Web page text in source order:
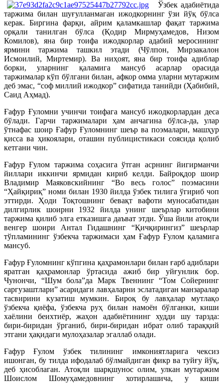
Ўзбек адабиётида
таржима билан шуғулланмаган ижодкорнинг ўзи йўқ бўлса
керак. Биргина фарқи, айрим қаламкашлар фақат таржима
орқали танилган бўлса (Қодир Мирмуҳамедов, Низом
Комилов), яна бир тоифа ижодкорлар адабий меросининг
ярмини таржима ташкил этади (Чўлпон, Мирзакалон
Исмоилий, Миртемир). Ва ниҳоят, яна бир тоифа адиблар
борки, уларнинг қаламига мансуб асарлар орасида
таржималар кўп бўлгани билан, афкор омма уларни мутаржим
деб эмас, “соф миллий ижодкор” сифатида танийди (Ҳабибий,
Саид Аҳмад).
Ғафур Ғуломни учинчи тоифага мансуб ижодкорлардан деса
бўлади. Гарчи таржималари ҳам анчагина бўлса-да, улар
ўтнафас шоир Ғафур Ғуломнинг шеър ва поэмалари, машҳур
қисса ва ҳикоялари, оташин публицистикаси соясида қолиб
кетгани чин.
Ғафур Ғулом таржима соҳасига ўтган асрнинг йигирманчи
йиллари иккинчи ярмидан кириб келди. Байроқдор шоир
Владимир Маяковскийнинг “Во весь голос” поэмасини
“Ҳайқириқ” номи билан 1930 йилда ўзбек тилига ўгириб чоп
эттирди. Ҳоди Тоқтошнинг бевақт вафоти муносабатидан
дилгирлик шоирни 1932 йилда унинг шеърлар китобини
таржима қилиб элга етказишга даъват этди. Ўша йили атоқли
венгер шоири Антал Гидашнинг “Қичқирингиз” шеърлар
тўпламининг ўзбекча таржимаси ҳам Ғафур Ғулом қаламига
мансуб.
Ғафур Ғуломнинг кўпгина қаҳрамонлари билан ғарб адиблари
яратган қаҳрамонлар ўртасида ажиб бир уйғунлик бор.
Чунончи, “Шум бола”да Марк Твеннинг “Том Сойернинг
саргузаштлари” асаридаги лавҳаларни эслатадиган манзаралар
тасвирини кузатиш мумкин. Бироқ бу лавҳалар мутлақо
ўзбекча қиёфа, ўзбекча руҳ билан намоён бўлганки, киши
хаёлини беихтиёр, жаҳон адабиётининг худди шу тарзда:
бири-биридан ўрганиб, бири-биридан ибрат олиб тараққий
этгани ҳақидаги мулоҳазалар эгаллаб олади.
Ғафур Ғулом ўзбек тилининг имкониятларига чексиз
ишонган, бу тилда ифодалаб бўлмайдиган фикр ва туйғу йўқ,
деб ҳисоблаган. Атоқли шарқшунос олим, улкан мутаржим
Шоислом Шомуҳамедовнинг хотирлашича, у киши